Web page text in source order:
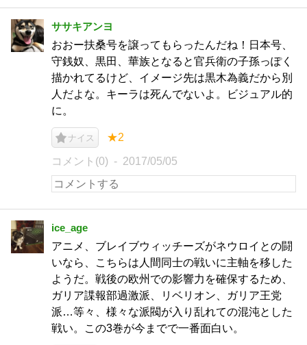
ササキアンヨ
おおー扶桑号を譲ってもらったんだね！日本号、
守銭奴、黒田、華族となると官兵衛の子孫っぽく
描かれてるけど、イメージ先は黒木為義だから別
人だよな。キーラは死んでないよ。ビジュアル的
に。
ナイス ★2
コメント(0) 2017/05/05
ice_age
アニメ、ブレイブウィッチーズがネウロイとの闘
いなら、こちらは人間同士の戦いに主軸を移した
ようだ。戦後の欧州での影響力を確保するため、
ガリア諜報部過激派、リベリオン、ガリア王党
派…等々、様々な派閥が入り乱れての混沌とした
戦い。この3巻が今までで一番面白い。